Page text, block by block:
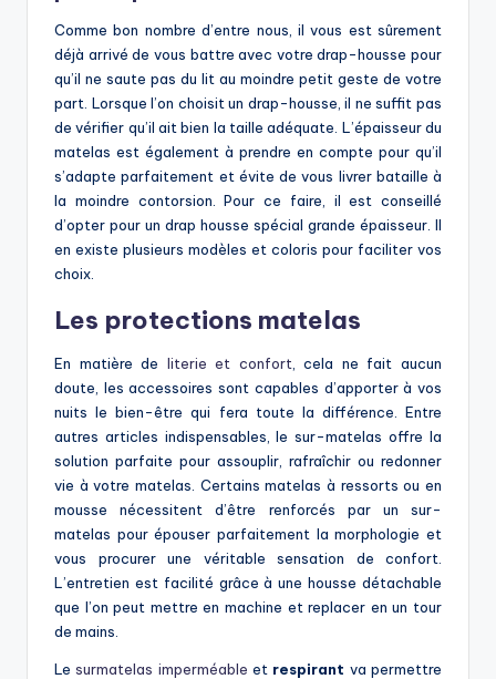
Comme bon nombre d’entre nous, il vous est sûrement
déjà arrivé de vous battre avec votre drap-housse pour
qu’il ne saute pas du lit au moindre petit geste de votre
part. Lorsque l’on choisit un drap-housse, il ne suffit pas
de vérifier qu’il ait bien la taille adéquate. L’épaisseur du
matelas est également à prendre en compte pour qu’il
s’adapte parfaitement et évite de vous livrer bataille à
la moindre contorsion. Pour ce faire, il est conseillé
d’opter pour un drap housse spécial grande épaisseur. Il
en existe plusieurs modèles et coloris pour faciliter vos
choix.
Les protections matelas
En matière de literie et confort , cela ne fait aucun
doute, les accessoires sont capables d’apporter à vos
nuits le bien-être qui fera toute la différence. Entre
autres articles indispensables, le sur-matelas offre la
solution parfaite pour assouplir, rafraîchir ou redonner
vie à votre matelas. Certains matelas à ressorts ou en
mousse nécessitent d’être renforcés par un sur-
matelas pour épouser parfaitement la morphologie et
vous procurer une véritable sensation de confort.
L’entretien est facilité grâce à une housse détachable
que l’on peut mettre en machine et replacer en un tour
de mains.
Lesurmatelas imperméable et respirant va permettre